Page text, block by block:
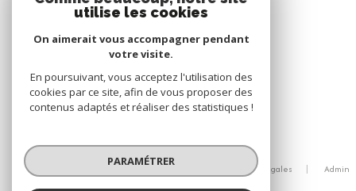
Nous adhérons
© 2026 | Tous droits réservés
Nos partenaires Mentions légales
Admin
utilise les cookies
On aimerait vous accompagner pendant
votre visite.
En poursuivant, vous acceptez l'utilisation des
cookies par ce site, afin de vous proposer des
contenus adaptés et réaliser des statistiques !
PARAMÉTRER